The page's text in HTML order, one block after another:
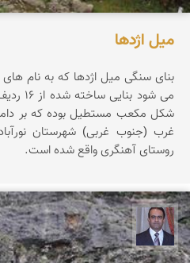
میل اژدها
بنای سنگی میل اژدها که به نام های
می
غرب (جنوب غربی) شهرستان
روستای آهنگری واقع شده است.
نادر چقاجردی